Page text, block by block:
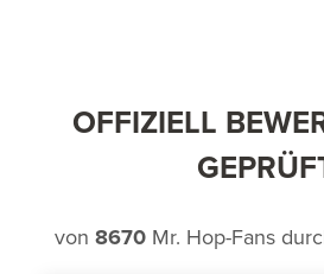
OFFIZIELL
von 8670Mr. Hop-Fans